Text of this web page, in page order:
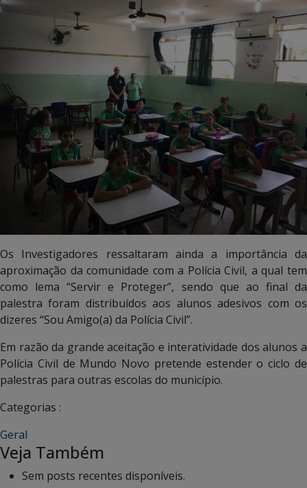
Os Investigadores ressaltaram ainda a importância da
aproximação da comunidade com a Polícia Civil, a qual tem
como lema “Servir e Proteger”, sendo que ao final da
palestra foram distribuídos aos alunos adesivos com os
dizeres “Sou Amigo(a) da Polícia Civil”.
Em razão da grande aceitação e interatividade dos alunos a
Polícia Civil de Mundo Novo pretende estender o ciclo de
palestras para outras escolas do município.
Categorias :
Geral
Veja Também
Sem posts recentes disponíveis.